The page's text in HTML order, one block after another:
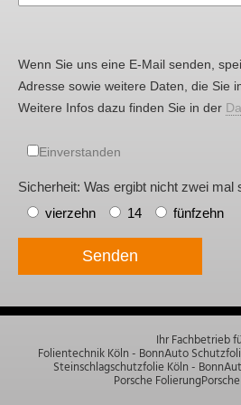
Wenn Sie uns eine E-Mail senden,
Adresse sowie weitere Daten, die Sie
Weitere Infos dazu finden Sie in der
Einverstanden
Sicherheit: Was ergibt nicht zwei mal
vierzehn
14 fünfzehn
Senden
Ihr Fachbetrieb
Folientechnik Köln - BonnAuto
Steinschlagschutzfolie Köln - Bonn
Porsche Folierung